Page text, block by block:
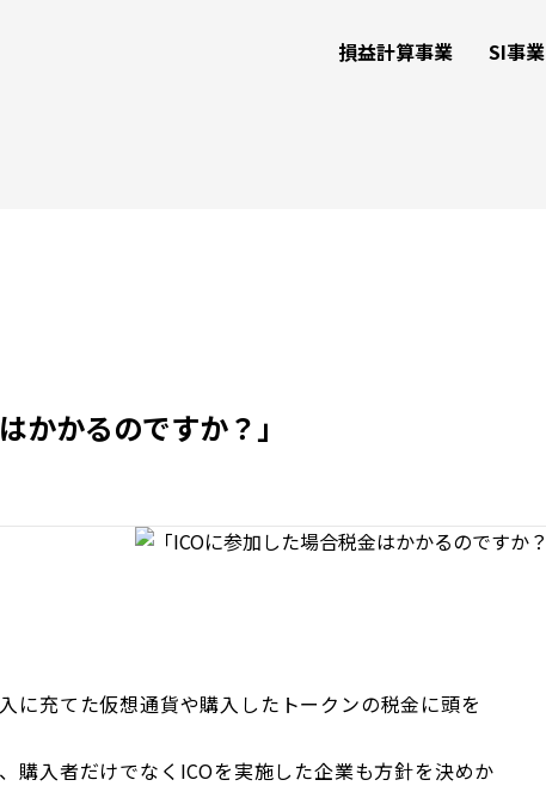
損益計算事業 SI事業
かかるのですか？」
に充てた仮想通貨や購入したトークンの税金に頭を
購入者だけでなくICOを実施した企業も方針を決めか